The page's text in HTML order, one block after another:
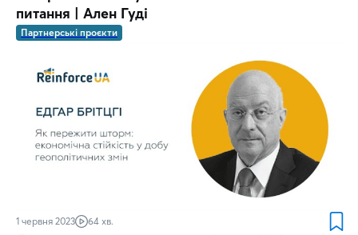
питання | Ален Гуді
Партнерські проєкти
1 червня 2023 64 хв.